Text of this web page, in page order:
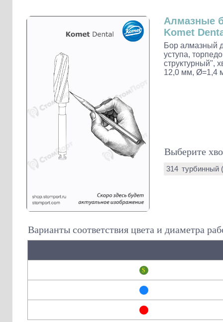
Наконечники и переходники KaVo
Алмазные
Komet
Бор алмазный
уступа,
структурный",
12,0 мм, Ø=1,4
Выберите
314 турбинный
Варианты соответствия цвета и диаметра